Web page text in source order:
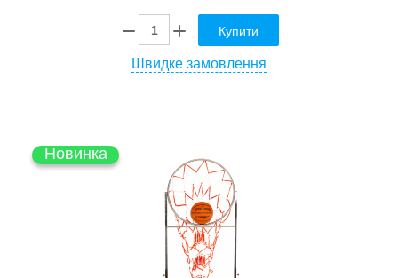
Купити
Швидке замовлення
Новинка